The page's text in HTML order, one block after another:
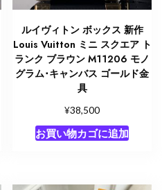
ルイヴィトン ボックス 新作
Louis Vuitton ミニ スクエア ト
ランク ブラウン M11206 モノ
グラム･キャンバス ゴールド金
具
¥38,500
お買い物カゴに追加